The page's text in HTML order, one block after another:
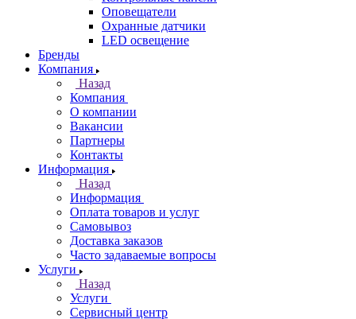
Оповещатели
Охранные датчики
LED освещение
Бренды
Компания
Назад
Компания
О компании
Вакансии
Партнеры
Контакты
Информация
Назад
Информация
Оплата товаров и услуг
Самовывоз
Доставка заказов
Часто задаваемые вопросы
Услуги
Назад
Услуги
Сервисный центр